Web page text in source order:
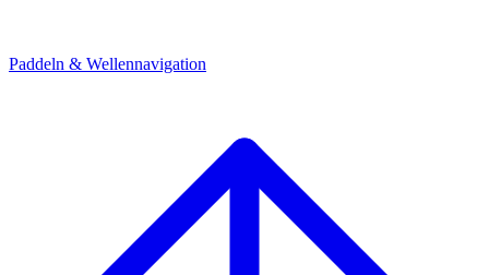
Paddeln & Wellennavigation